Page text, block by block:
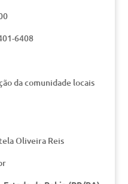
6408
da comunidade locais
Oliveira Reis